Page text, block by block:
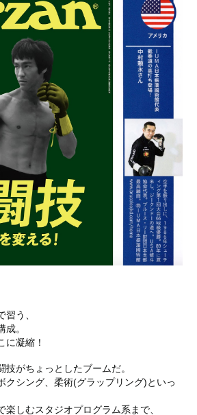
習う、
。
に凝縮！
技がちょっとしたブームだ。
クシング、柔術(グラップリング)といっ
楽しむスタジオプログラム系まで、